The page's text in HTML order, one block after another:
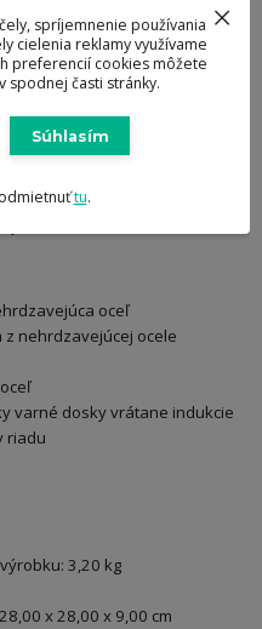
rýchlo a rovnomerne pre
povrchovej úprave
oceľ
z nehrdzavejúcej ocele
varné dosky vrátane indukcie
riadu
3,20 kg
x 28,00 x 9,00 cm
spríjemnenie používania
cielenia reklamy využívame
preferencií cookies môžete
spodnej časti stránky.
Súhlasím
tu.